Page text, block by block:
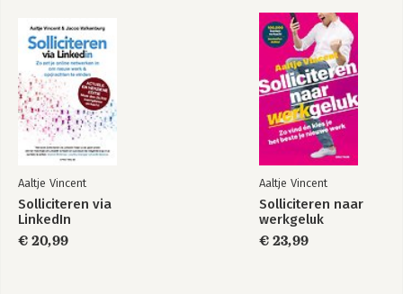
Aaltje Vincent
Solliciteren via
LinkedIn
€ 20,99
Aaltje Vincent
Solliciteren naar
werkgeluk
€ 23,99